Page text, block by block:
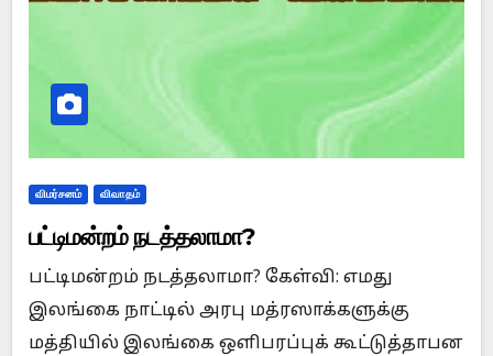
விமர்சனம் விவாதம்
பட்டிமன்றம் நடத்தலாமா?
பட்டிமன்றம் நடத்தலாமா? கேள்வி: எமது
இலங்கை நாட்டில் அரபு மத்ரஸாக்களுக்கு
மத்தியில் இலங்கை ஒளிபரப்புக் கூட்டுத்தாபன